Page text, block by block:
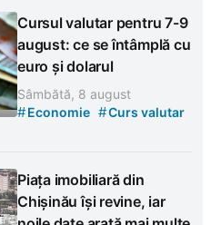
Cursul valutar pentru 7-9
august: ce se întâmplă cu
euro și dolarul
Sâmbătă, 8 august
#Economie #Curs valutar
Piața imobiliară din
Chișinău își revine, iar